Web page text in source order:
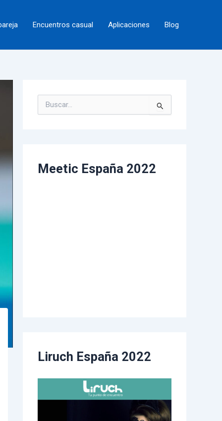
Encuentros casual Aplicaciones Blog
u
p
oMeetic España 2022
Liruch España 2022